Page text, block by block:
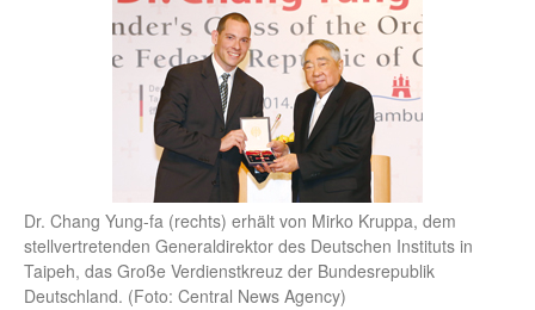
Dr. Chang Yung-fa (rechts) erhält von Mirko Kruppa, dem
stellvertretenden Generaldirektor des Deutschen Instituts in
Taipeh, das Gro­ße Verdienstkreuz der Bundesrepublik
Deutschland. (Foto: Central News Agency)